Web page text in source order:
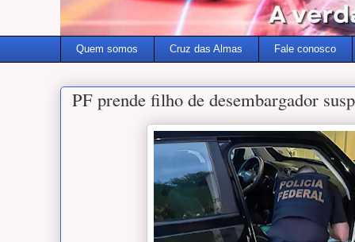
Quem somos Cruz das Almas Fale conosco
PF prende filho de desembargador